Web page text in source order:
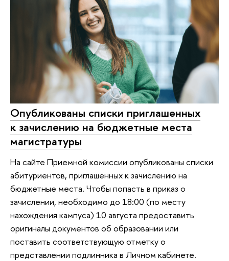
Опубликованы списки приглашенных
к зачислению на бюджетные места
магистратуры
На сайте Приемной комиссии опубликованы списки
абитуриентов, приглашенных к зачислению на
бюджетные места. Чтобы попасть в приказ о
зачислении, необходимо до 18:00 (по месту
нахождения кампуса) 10 августа предоставить
оригиналы документов об образовании или
поставить соответствующую отметку о
представлении подлинника в Личном кабинете.